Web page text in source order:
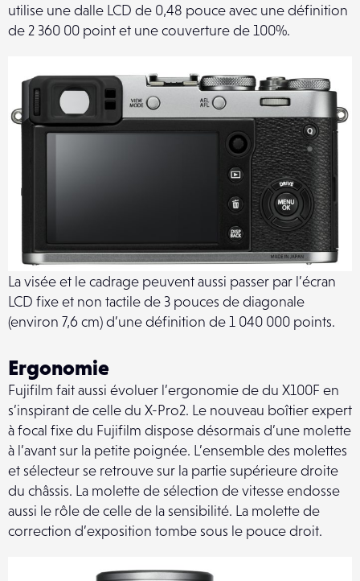
utilise une dalle LCD de 0,48 pouce avec une définition
de 2 360 00 point et une couverture de 100%.
La visée et le cadrage peuvent aussi passer par l’écran
LCD fixe et non tactile de 3 pouces de diagonale
(environ 7,6 cm) d’une définition de 1 040 000 points.
Ergonomie
Fujifilm fait aussi évoluer l’ergonomie de du X100F en
s’inspirant de celle du X-Pro2. Le nouveau boîtier expert
à focal fixe du Fujifilm dispose désormais d’une molette
à l’avant sur la petite poignée. L’ensemble des molettes
et sélecteur se retrouve sur la partie supérieure droite
du châssis. La molette de sélection de vitesse endosse
aussi le rôle de celle de la sensibilité. La molette de
correction d’exposition tombe sous le pouce droit.